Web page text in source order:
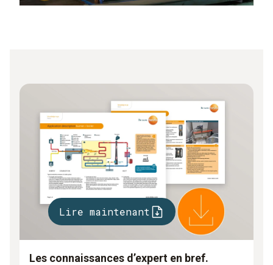
Lire maintenant
Les connaissances d’expert en bref.